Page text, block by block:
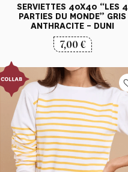
SERVIETTES 40X40 “LES 4
PARTIES DU MONDE” GRIS
ANTHRACITE – DUNI
7,00€